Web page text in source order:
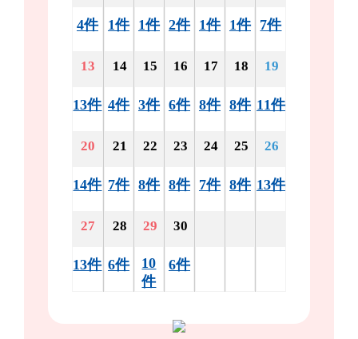
4件 1件 1件 2件 1件 1件 7件
13
13件
14
4件
15
3件
16
6件
17
8件
18
8件
19
11件
20
14件
21
7件
22
8件
23
8件
24
7件
25
8件
26
13件
27
13件
28
6件
29
10
件
30
6件